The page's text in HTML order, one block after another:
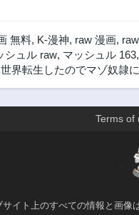
無料, K-漫神, raw 漫画,
シュル raw, マッシュル 163,
界転生したのでマゾ奴隷
Terms of
サイト上のすべての情報と画像